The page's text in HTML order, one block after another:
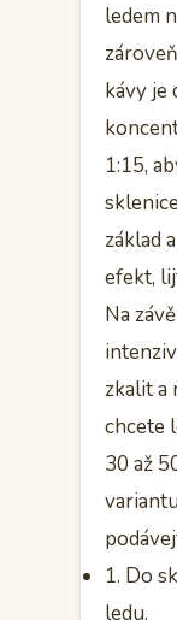
ledem
kávy je
1:15,
základ
efekt,
Na
zkalit a
chcete
30 až
1. Do
ledu.